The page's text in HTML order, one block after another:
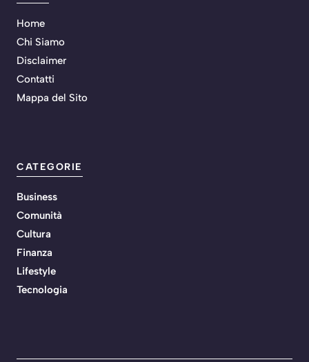
Home
Chi Siamo
Disclaimer
Contatti
Mappa del Sito
CATEGORIE
Business
Comunità
Cultura
Finanza
Lifestyle
Tecnologia